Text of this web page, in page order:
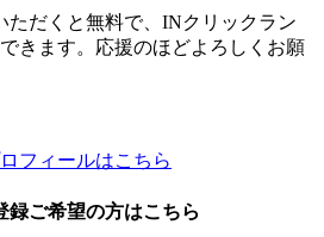
ただくと無料で、INクリックラン
きます。応援のほどよろしくお願
フィールはこちら
録ご希望の方はこちら